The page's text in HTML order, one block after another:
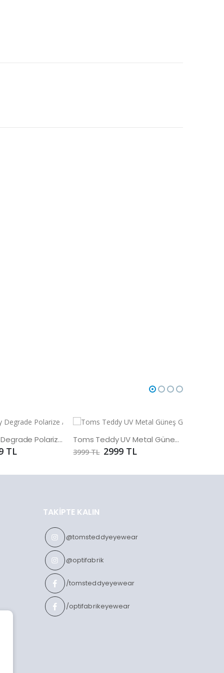
Toms Teddy Degrade Polarize /UV Güneş Gözlüğü
TL
Toms Teddy UV Metal Güneş Gözlüğü
3999 TL 2999 TL
TAKIPTE KALIN
@tomsteddyeyewear
@optifabrik
/tomsteddyeyewear
/optifabrikeyewear